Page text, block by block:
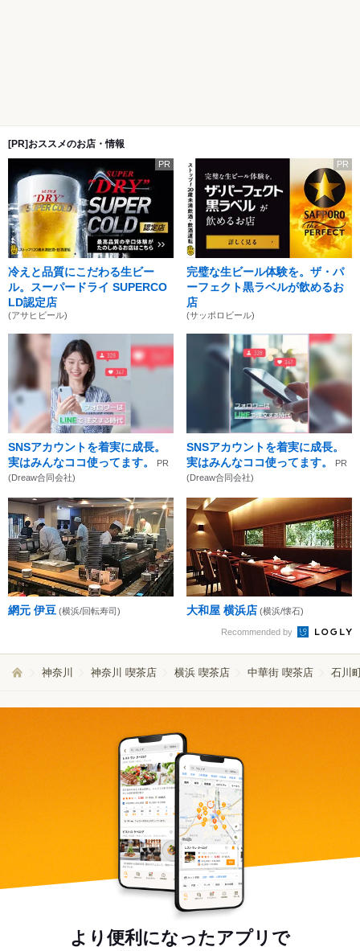
[PR]おススメのお店・情報
PR
冷えと品質にこだわる生ビー
ル。スーパードライ SUPERCO
LD認定店
(アサヒビール)
PR
完璧な生ビール体験を。ザ・パ
ーフェクト黒ラベルが飲めるお
店
(サッポロビール)
SNSアカウントを着実に成長。
実はみんなココ使ってます。
PR
(Dreaw合同会社)
SNSアカウントを着実に成長。
実はみんなココ使ってます。
PR
(Dreaw合同会社)
網元 伊豆 (横浜/回転寿司) 大和屋 横浜店 (横浜/懐石)
Recommended by
神奈川 神奈川 喫茶店 横浜 喫茶店 中華街 喫茶店 石川
より便利になったアプリで